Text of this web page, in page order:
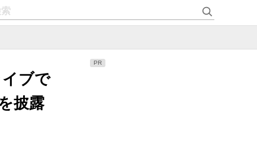
イブで
披露